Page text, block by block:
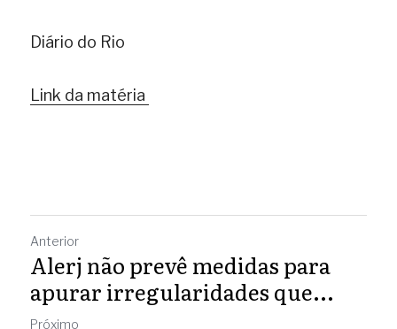
Diário do Rio
Link da matéria
Anterior
Alerj não prevê medidas para
apurar irregularidades que...
Próximo